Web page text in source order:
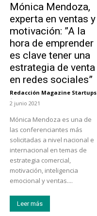
Mónica Mendoza,
experta en ventas y
motivación: ”A la
hora de emprender
es clave tener una
estrategia de venta
en redes sociales”
Redacción Magazine Startups
-
2 junio 2021
Mónica Mendoza es una de
las conferenciantes más
solicitadas a nivel nacional e
internacional en temas de
estrategia comercial,
motivación, inteligencia
emocional y ventas....
Leer más